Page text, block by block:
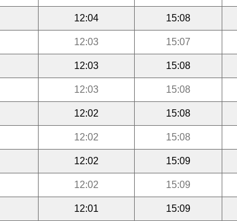
12:04 15:08
12:03 15:07
12:03 15:08
12:03 15:08
12:02 15:08
12:02 15:08
12:02 15:09
12:02 15:09
12:01 15:09